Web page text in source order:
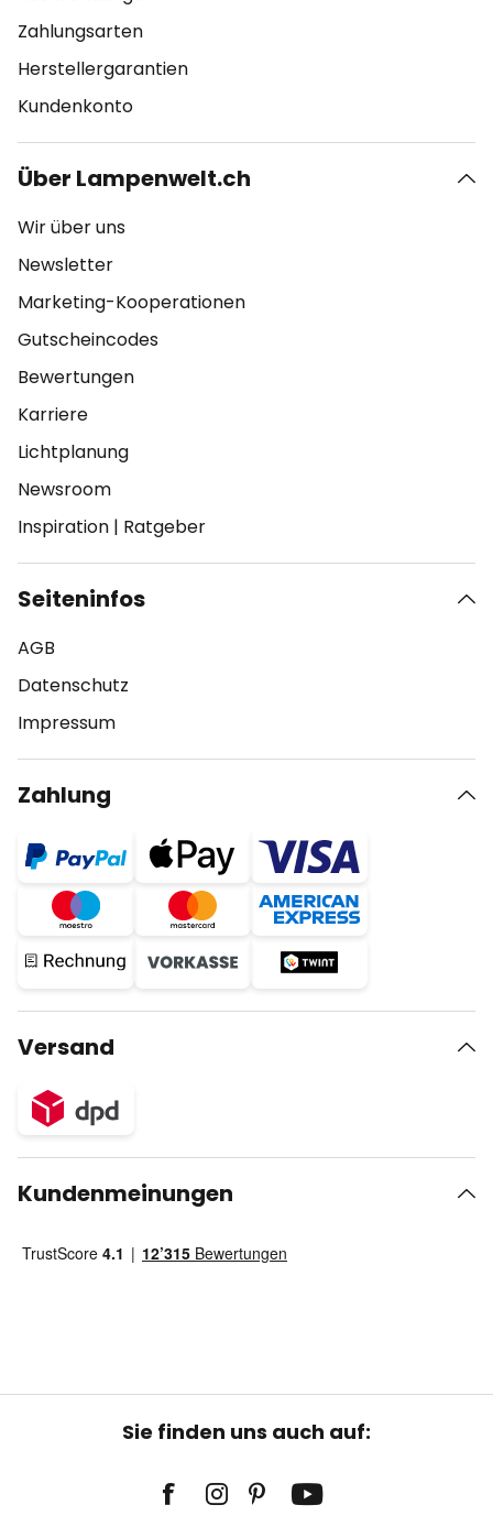
Zahlungsarten
Herstellergarantien
Kundenkonto
Über Lampenwelt.ch
Wir über uns
Newsletter
Marketing-Kooperationen
Gutscheincodes
Bewertungen
Karriere
Lichtplanung
Newsroom
Inspiration | Ratgeber
Seiteninfos
AGB
Datenschutz
Impressum
Zahlung
Versand
Kundenmeinungen
Sie finden uns auch auf: